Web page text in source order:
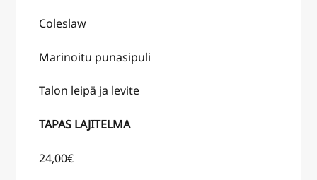
Coleslaw
Marinoitu punasipuli
Talon leipä ja levite
TAPAS LAJITELMA
24,00€